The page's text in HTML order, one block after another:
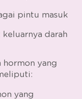
pintu masuk
darah
hormon yang
yang